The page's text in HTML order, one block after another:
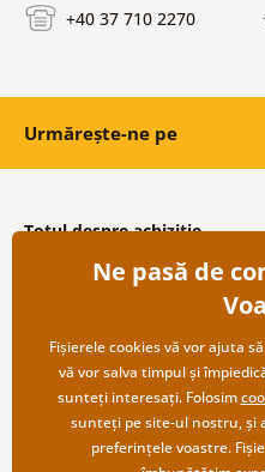
+40 37 710 2270
Urmărește-ne pe
Totul despre achiziție
Condiții și termeni generali
Protecția datelor personale
Transport și modalități de plată
Returnare
Ne pasă de
Fișierele cookies vă vor ajuta
vă vor salva timpul și
sunteți interesați. Folosim
sunteți pe site-ul nostru, și
preferințele voastre.